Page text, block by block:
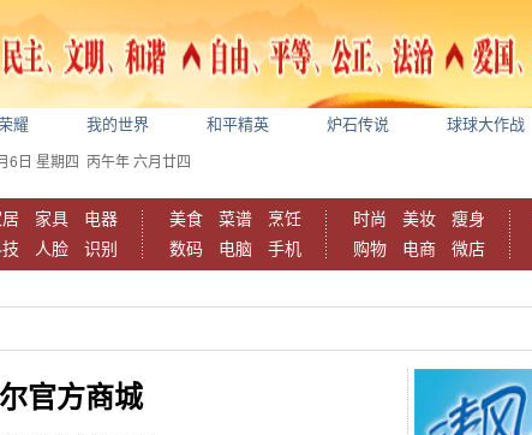
耀 我的世界 和平精英 炉石传说 球球大作战
6日 星期四 丙午年 六月廿四
家具
电器
人脸 识别
美食 菜谱
烹饪
数码
电脑 手机
时尚 美妆
瘦身
购物
电商 微店
官方商城